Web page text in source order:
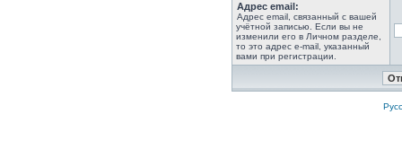
Адрес email:
Адрес email, связанный с вашей
учётной записью. Если вы не
изменили его в Личном разделе,
то это адрес e-mail, указанный
вами при регистрации.